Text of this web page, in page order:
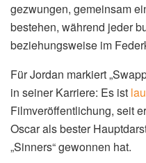
gezwungen, gemeinsam
bestehen, während jeder
beziehungsweise im
Für Jordan markiert
in seiner Karriere: Es ist
Filmveröffentlichung, seit
Oscar als bester
„Sinners“ gewonnen hat.